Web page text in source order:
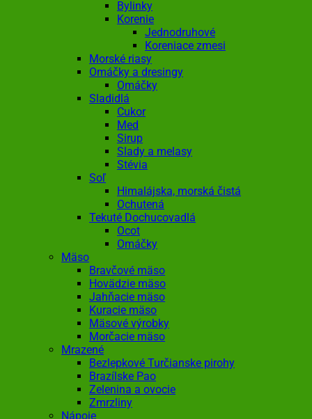
Bylinky
Korenie
Jednodruhové
Koreniace zmesi
Morské riasy
Omáčky a dresingy
Omáčky
Sladidlá
Cukor
Med
Sirup
Slady a melasy
Stévia
Soľ
Himalájska, morská čistá
Ochutená
Tekuté Dochucovadlá
Ocot
Omáčky
Mäso
Bravčové mäso
Hovädzie mäso
Jahňacie mäso
Kuracie mäso
Mäsové výrobky
Morčacie mäso
Mrazené
Bezlepkové Turčianske pirohy
Brazílske Pao
Zelenina a ovocie
Zmrzliny
Nápoje